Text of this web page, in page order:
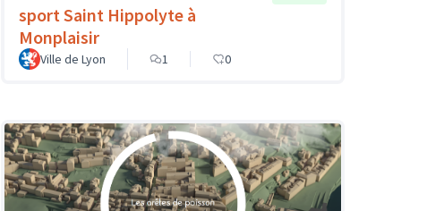
sport Saint Hippolyte à
Monplaisir
Ville de Lyon 1 0